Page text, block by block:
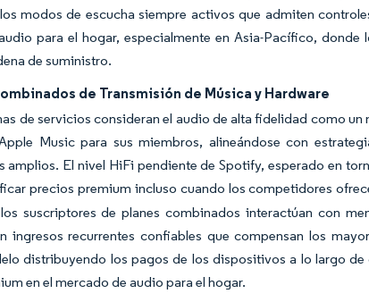
modos de escucha siempre activos que admiten
para el hogar, especialmente en Asia-Pacífico,
de suministro.
de Transmisión de Música y Hardware
de servicios consideran el audio de alta fidelidad como
Music para sus miembros, alineándose con
El nivel HiFi pendiente de Spotify, esperado en
precios premium incluso cuando los competidores
suscriptores de planes combinados interactúan con
ingresos recurrentes confiables que compensan los
distribuyendo los pagos de los dispositivos a lo largo
en el mercado de audio para el hogar.